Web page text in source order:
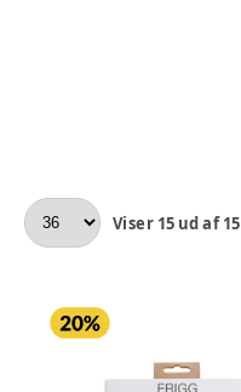
Viser 15 ud af 15